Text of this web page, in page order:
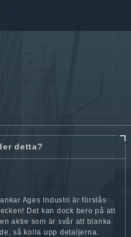
detta?
Ages Industri är förstås
Det kan dock bero på att
aktie som är svår att blanka
så kolla upp detaljerna.